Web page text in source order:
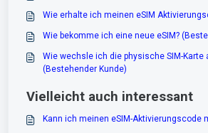
Wie erhalte ich meinen eSIM
Wie bekomme ich eine neue eSIM?
Wie wechsle ich die physische SIM-Karte
(Bestehender Kunde)
Vielleicht auch interessant
Kann ich meinen eSIM-Aktivierungscode